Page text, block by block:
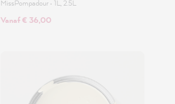
MissPompadour • 1L, 2.5L
Vanaf € 36,00